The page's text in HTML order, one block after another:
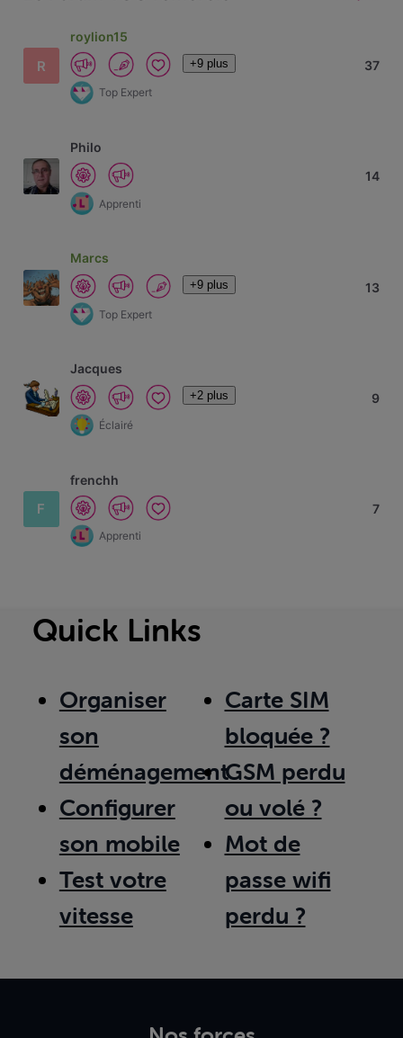
R
roylion15
+9 plus
Top Expert
37
Philo
Apprenti
14
Marcs
+9 plus
Top Expert
13
Jacques
+2 plus
Éclairé
9
F
frenchh
Apprenti
7
Quick Links
Organiser
son
déménagement
Configurer
son mobile
Test votre
vitesse
Carte SIM
bloquée ?
GSM perdu
ou volé ?
Mot de
passe wifi
perdu ?